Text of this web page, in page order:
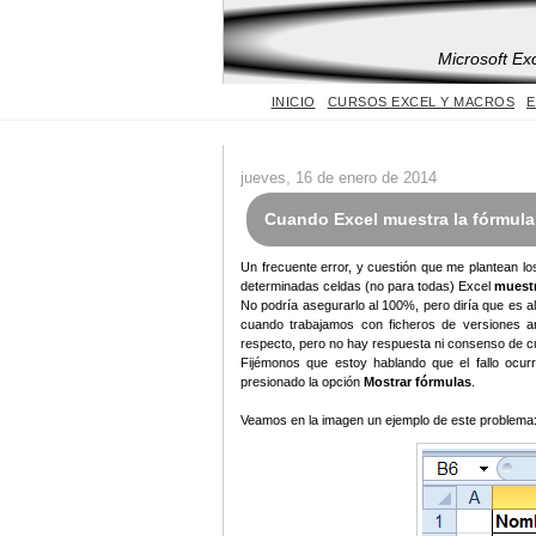
Microsoft
INICIO CURSOS EXCEL Y MACROS
jueves, 16 de enero de 2014
Cuando Excel muestra la
Un frecuente error, y cuestión que me plantean
determinadas celdas (no para todas) Excel
No podría asegurarlo al 100%, pero diría que es
cuando trabajamos con ficheros de versiones
respecto, pero no hay respuesta ni consenso de
Fijémonos que estoy hablando que el fallo
presionado la opción Mostrar fórmulas
Veamos en la imagen un ejemplo de este problema: